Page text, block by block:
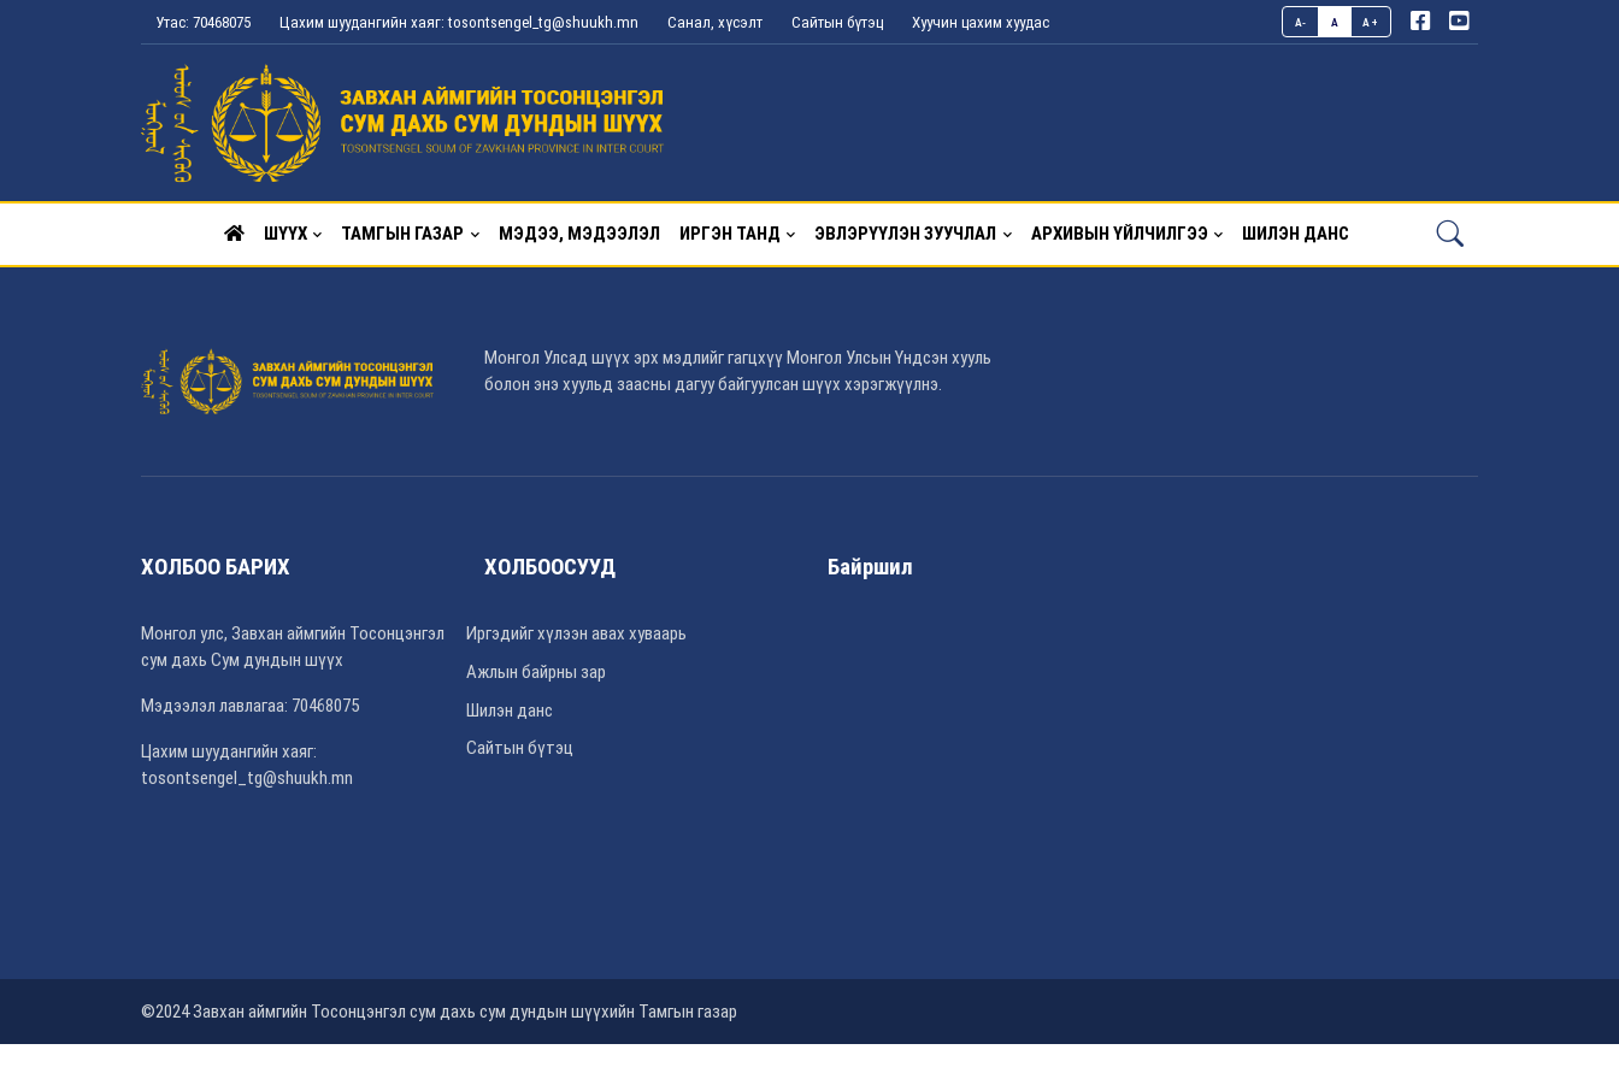
Утас: 70468075 Цахим шуудангийн хаяг: tosontsengel_tg@shuukh.mn Санал, хүсэлт Сайтын бүтэц Хуучин цахим хуудас A- A A+
ШҮҮХ ТАМГЫН ГАЗАР МЭДЭЭ, МЭДЭЭЛЭЛ ИРГЭН ТАНД ЭВЛЭРҮҮЛЭН ЗУУЧЛАЛ АРХИВЫН ҮЙЛЧИЛГЭЭ ШИЛЭН ДАНС
Монгол Улсад шүүх эрх мэдлийг гагцхүү Монгол Улсын Үндсэн хууль
болон энэ хуульд заасны дагуу байгуулсан шүүх хэрэгжүүлнэ.
ХОЛБОО БАРИХ
Монгол улс, Завхан аймгийн Тосонцэнгэл
сум дахь Сум дундын шүүх
Мэдээлэл лавлагаа: 70468075
Цахим шуудангийн хаяг:
tosontsengel_tg@shuukh.mn
ХОЛБООСУУД
Иргэдийг хүлээн авах хуваарь
Ажлын байрны зар
Шилэн данс
Сайтын бүтэц
Байршил
©2024 Завхан аймгийн Тосонцэнгэл сум дахь сум дундын шүүхийн Тамгын газар